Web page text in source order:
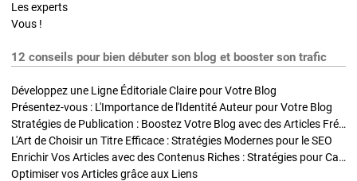
Les experts
Vous !
12 conseils pour bien débuter son blog et booster son trafic
Développez une Ligne Éditoriale Claire pour Votre Blog
Présentez-vous : L'Importance de l'Identité Auteur pour Votre Blog
Stratégies de Publication : Boostez Votre Blog avec des Articles Fréquents et Exclusifs
L'Art de Choisir un Titre Efficace : Stratégies Modernes pour le SEO
Enrichir Vos Articles avec des Contenus Riches : Stratégies pour Captiver et Optimiser
Optimiser vos Articles grâce aux Liens